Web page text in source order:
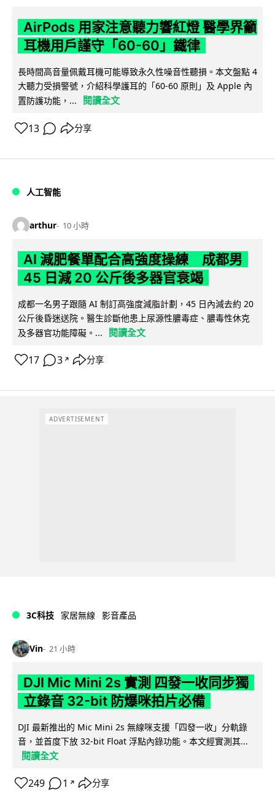
AirPods 用家注意聽力響紅燈 醫學界籲
耳機用戶謹守「60-60」鐵律
長時間高音量佩戴耳機可能導致永久性噪音性聽損。本文盤點 4
大聽力受損警號，介紹科學護耳的「60-60 原則」及 Apple 內
置防護功能，...
閱讀全文
13 分享
人工智能
arthur 10 小時
AI 減肥餐單配合高強度操練 成都男
45 日減 20 公斤後多器官衰竭
成都一名男子跟隨 AI 制訂高強度減脂計劃，45 日內減去約 20
公斤後昏迷送院。醫生診斷他患上尿源性膿毒症、膿毒性休克
及多器官功能障礙。...
閱讀全文
17 3 ↗ 分享
ADVERTISEMENT
3C科技 家居無線 影音產品
Vin 21 小時
DJI Mic Mini 2s 實測 四發一收同步獨
立錄音 32-bit 防爆咪拍片必備
DJI 最新推出的 Mic Mini 2s 無線咪支援「四發一收」分軌錄
音，並首度下放 32-bit Float 浮點內錄功能。本文經實測其...
閱讀全文
249 1 ↗ 分享